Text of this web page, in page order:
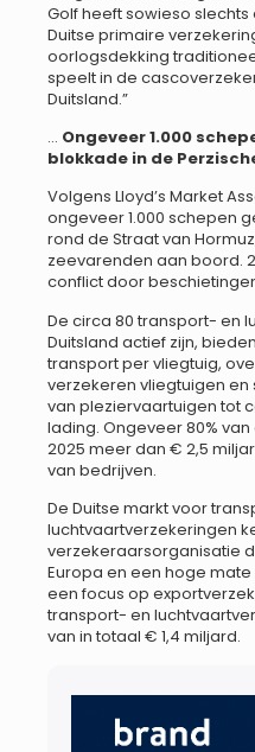
Golf heeft sowieso
Duitse primaire
oorlogsdekking
speelt in de
Duitsland.”
… Ongeveer 1.000
blokkade in de
Volgens Lloyd’s Market
ongeveer 1.000 schepen
rond de Straat van
zeevarenden aan boord.
conflict door
De circa 80 transport- en
Duitsland actief zijn,
transport per vliegtuig,
verzekeren vliegtuigen
van pleziervaartuigen tot
lading. Ongeveer 80%
2025 meer dan € 2,5
van bedrijven.
De Duitse markt voor
luchtvaartverzekeringen
verzekeraarsorganisatie
Europa en een hoge
een focus op
transport- en
van in totaal € 1,4 miljard.